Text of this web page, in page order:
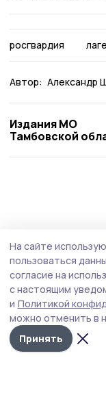
росгвардия
Автор: Александр
Издания МО
Тамбовской
На сайте
пользоваться
согласие на
с настоящим
и Политикой
можно отменить в
Принять